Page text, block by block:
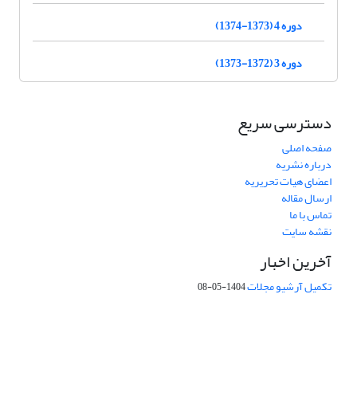
دوره 4 (1373-1374)
دوره 3 (1372-1373)
دسترسی سریع
صفحه اصلی
درباره نشریه
اعضای هیات تحریریه
ارسال مقاله
تماس با ما
نقشه سایت
آخرین اخبار
تکمیل آرشیو مجلات1404-05-08